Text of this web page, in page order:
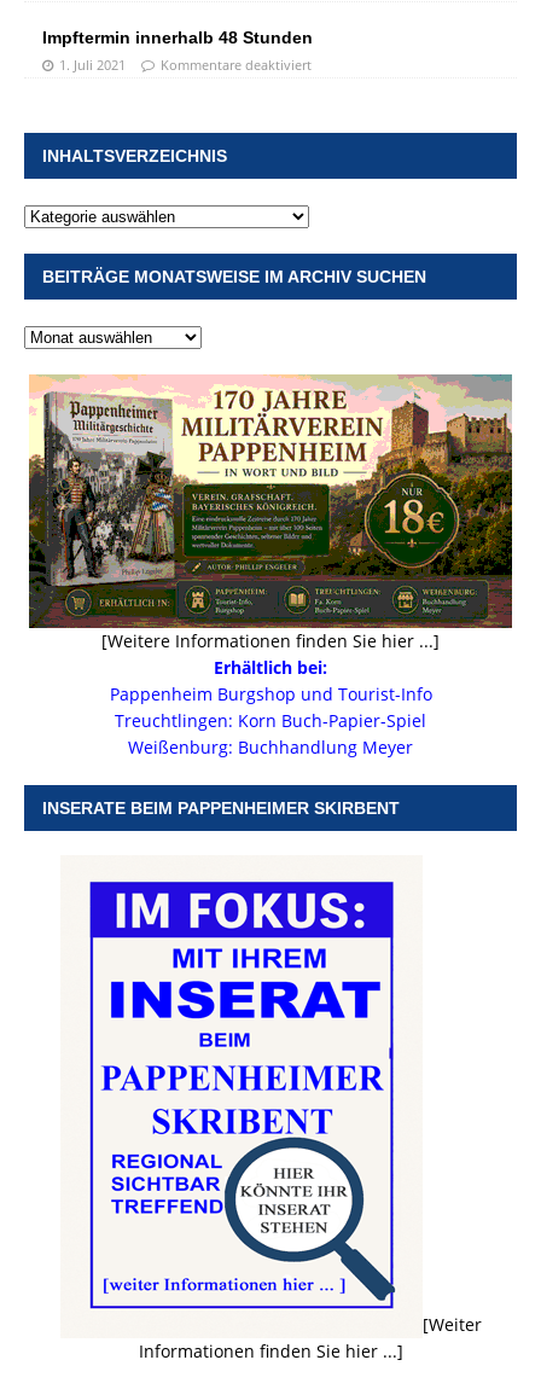
Impftermin innerhalb 48 Stunden
1. Juli 2021 Kommentare deaktiviert
INHALTSVERZEICHNIS
BEITRÄGE MONATSWEISE IM ARCHIV SUCHEN
[Weitere Informationen finden Sie hier ...]
Erhältlich bei:
Pappenheim Burgshop und Tourist-Info
Treuchtlingen: Korn Buch-Papier-Spiel
Weißenburg: Buchhandlung Meyer
INSERATE BEIM PAPPENHEIMER SKIRBENT
[Weiter
Informationen finden Sie hier ...]